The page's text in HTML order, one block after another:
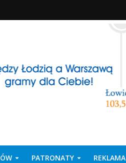
PATRONATY REKLAMA